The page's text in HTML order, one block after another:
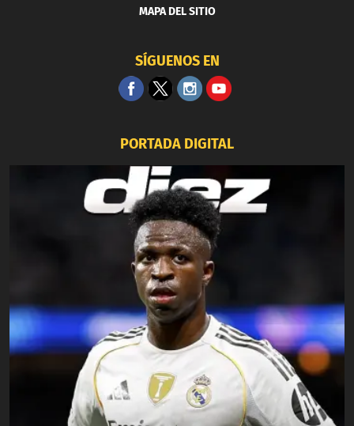
MAPA DEL SITIO
SÍGUENOS EN
PORTADA DIGITAL